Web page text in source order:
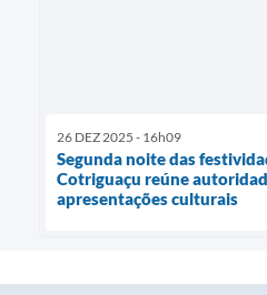
26 DEZ 2025 - 16h09
Segunda noite das
Cotriguaçu reúne
apresentações culturais